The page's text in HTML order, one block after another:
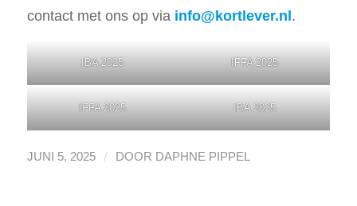
contact met ons op via info@kortlever.nl.
IBA 2025 IFFA 2025
IFFA 2025 IBA 2025
JUNI 5, 2025 / DOOR DAPHNE PIPPEL